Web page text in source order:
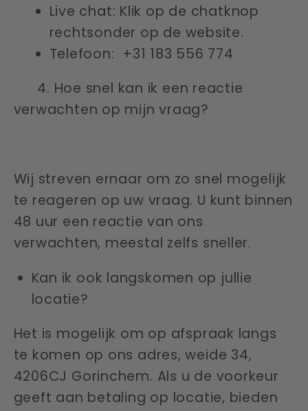
Live chat: Klik op de chatknop
rechtsonder op de website.
Telefoon: +31 183 556 774
4. Hoe snel kan ik een reactie
verwachten op mijn vraag?
Wij streven ernaar om zo snel mogelijk
te reageren op uw vraag. U kunt binnen
48 uur een reactie van ons
verwachten, meestal zelfs sneller.
Kan ik ook langskomen op jullie
locatie?
Het is mogelijk om op afspraak langs
te komen op ons adres, weide 34,
4206CJ Gorinchem. Als u de voorkeur
geeft aan betaling op locatie, bieden